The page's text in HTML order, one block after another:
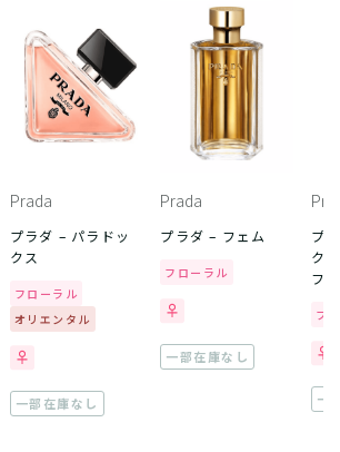
Prada
プラダ – パラドッ
クス
フローラル
オリエンタル
一部在庫なし
Prada
プラダ – フェム
フローラル
一部在庫なし
プ
ク
フ
フ
一